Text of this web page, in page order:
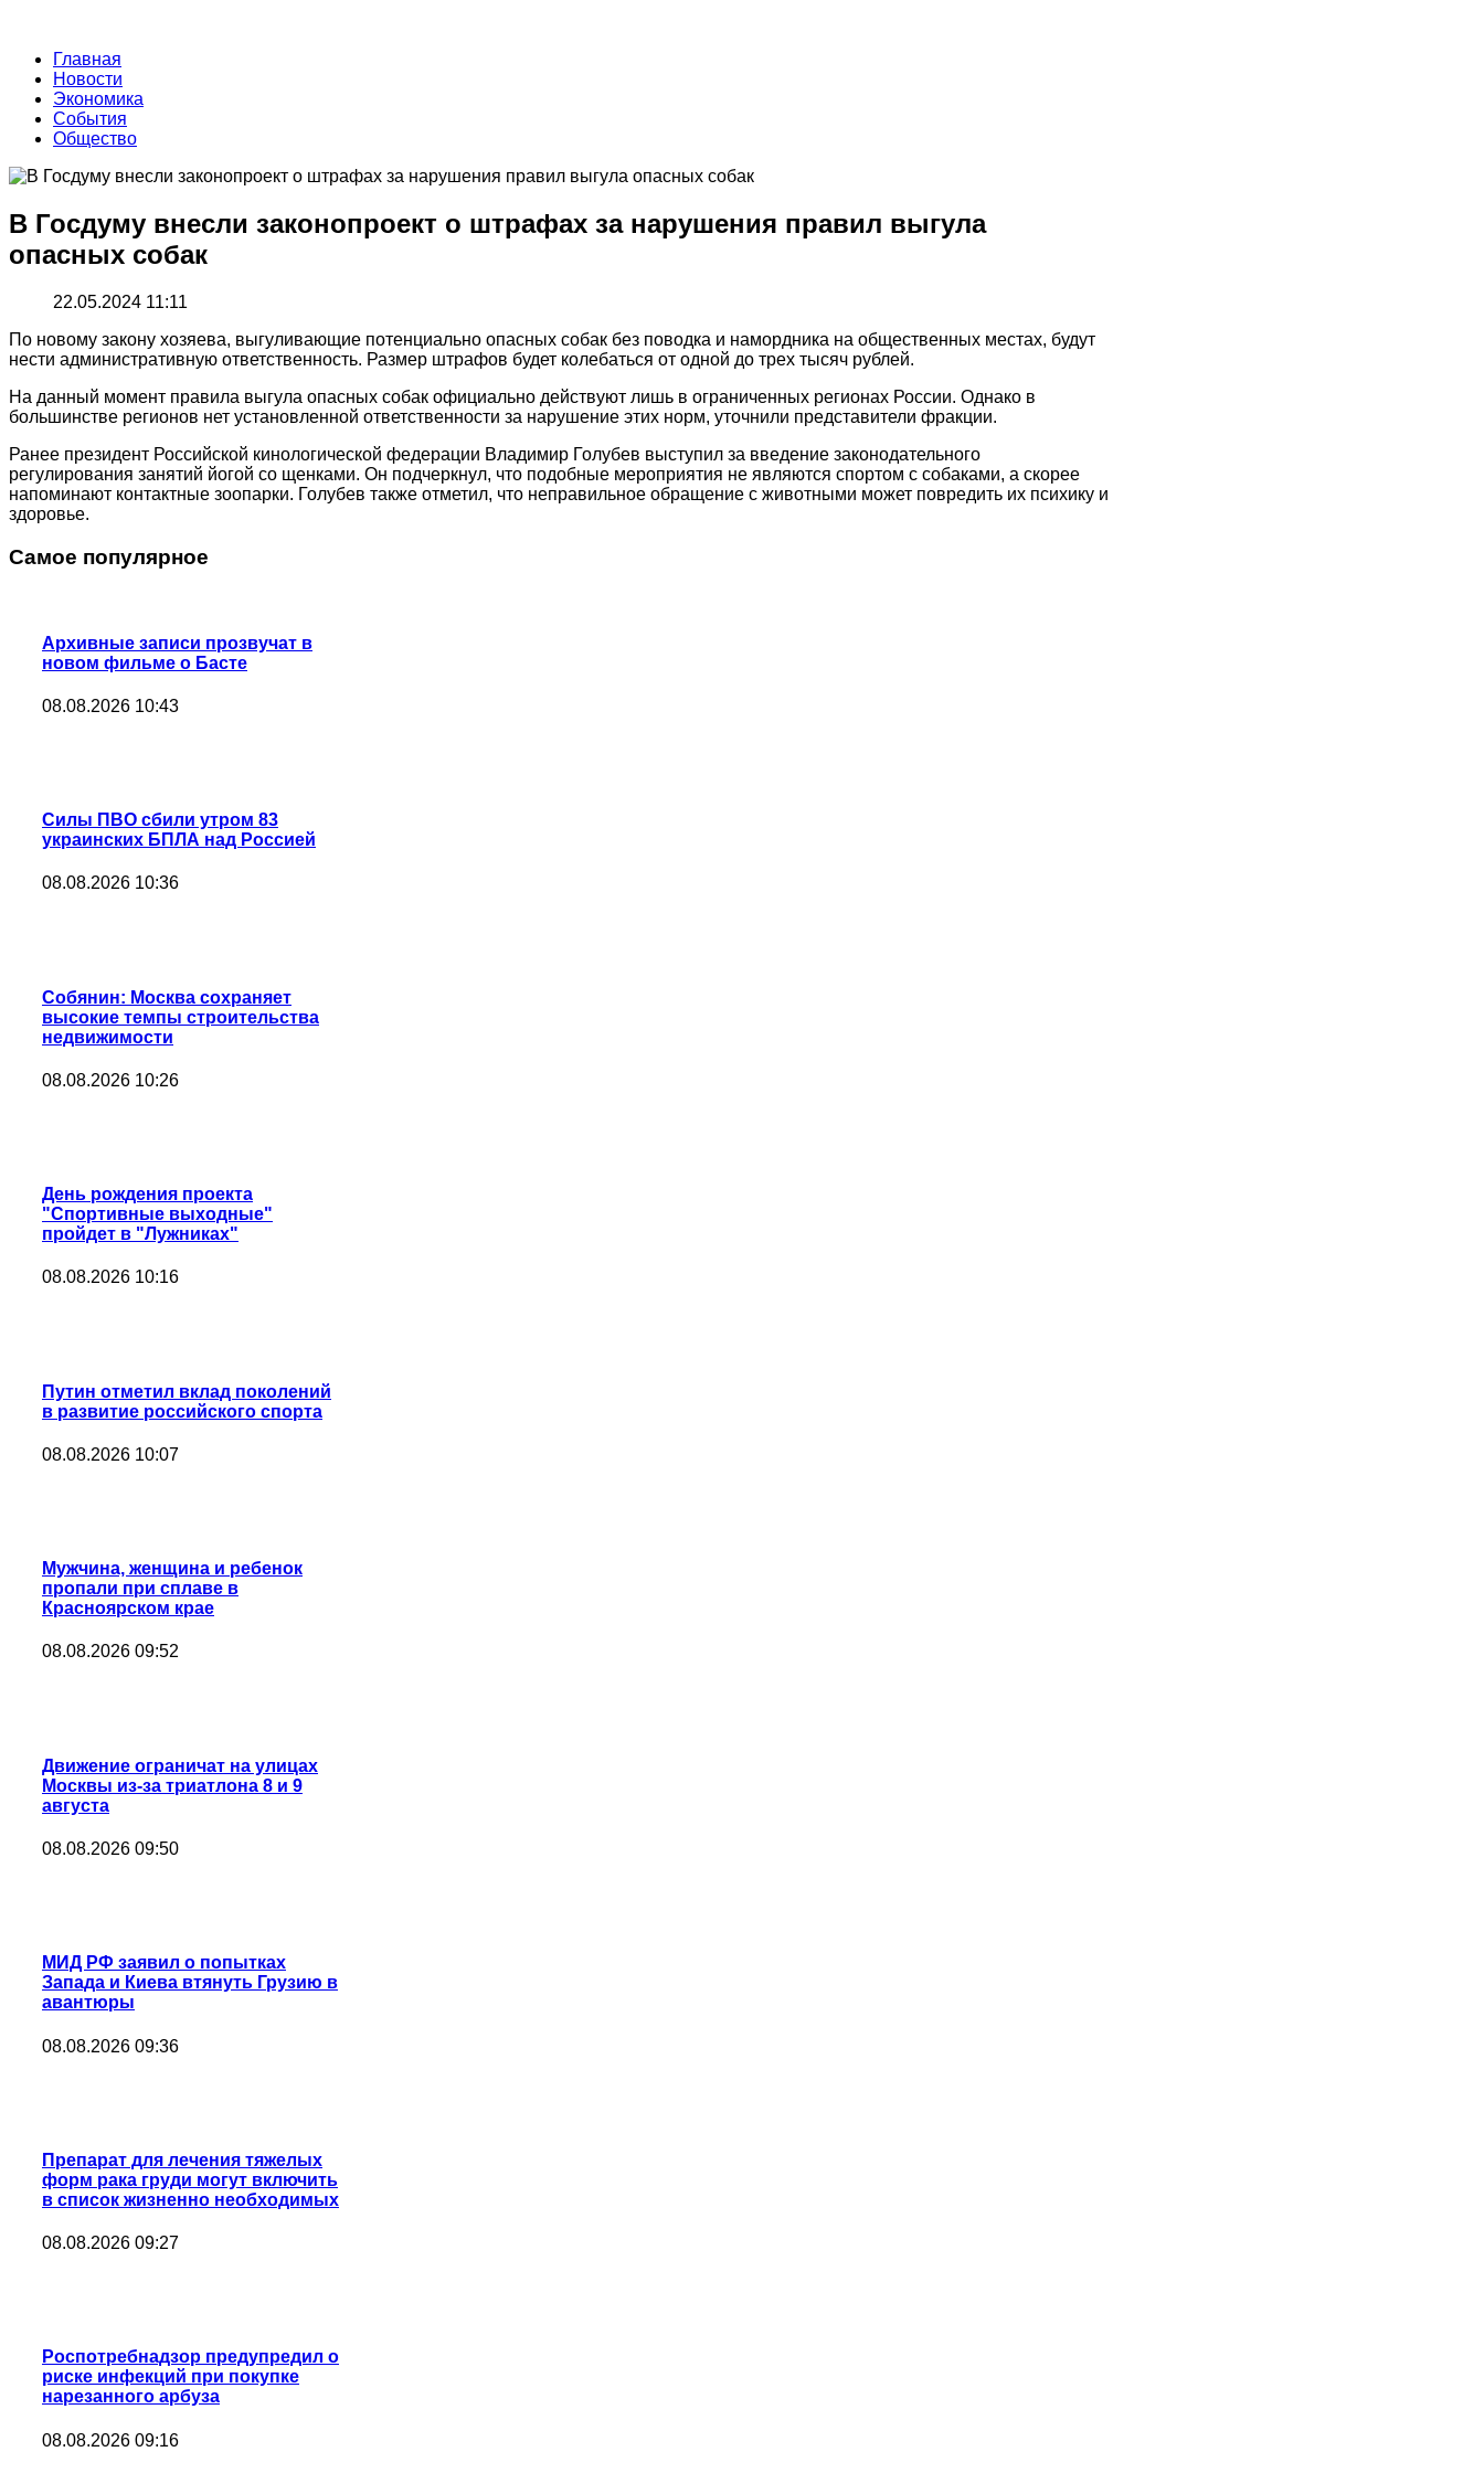
Главная
Новости
Экономика
События
Общество
В Госдуму внесли законопроект о штрафах за нарушения правил выгула
опасных собак
22.05.2024 11:11
По новому закону хозяева, выгуливающие потенциально опасных собак без поводка и намордника на общественных местах, будут
нести административную ответственность. Размер штрафов будет колебаться от одной до трех тысяч рублей.
На данный момент правила выгула опасных собак официально действуют лишь в ограниченных регионах России. Однако в
большинстве регионов нет установленной ответственности за нарушение этих норм, уточнили представители фракции.
Ранее президент Российской кинологической федерации Владимир Голубев выступил за введение законодательного
регулирования занятий йогой со щенками. Он подчеркнул, что подобные мероприятия не являются спортом с собаками, а скорее
напоминают контактные зоопарки. Голубев также отметил, что неправильное обращение с животными может повредить их психику и
здоровье.
Самое популярное
Архивные записи прозвучат в
новом фильме о Басте
08.08.2026 10:43
Силы ПВО сбили утром 83
украинских БПЛА над Россией
08.08.2026 10:36
Собянин: Москва сохраняет
высокие темпы строительства
недвижимости
08.08.2026 10:26
День рождения проекта
"Спортивные выходные"
пройдет в "Лужниках"
08.08.2026 10:16
Путин отметил вклад поколений
в развитие российского спорта
08.08.2026 10:07
Мужчина, женщина и ребенок
пропали при сплаве в
Красноярском крае
08.08.2026 09:52
Движение ограничат на улицах
Москвы из-за триатлона 8 и 9
августа
08.08.2026 09:50
МИД РФ заявил о попытках
Запада и Киева втянуть Грузию в
авантюры
08.08.2026 09:36
Препарат для лечения тяжелых
форм рака груди могут включить
в список жизненно необходимых
08.08.2026 09:27
Роспотребнадзор предупредил о
риске инфекций при покупке
нарезанного арбуза
08.08.2026 09:16